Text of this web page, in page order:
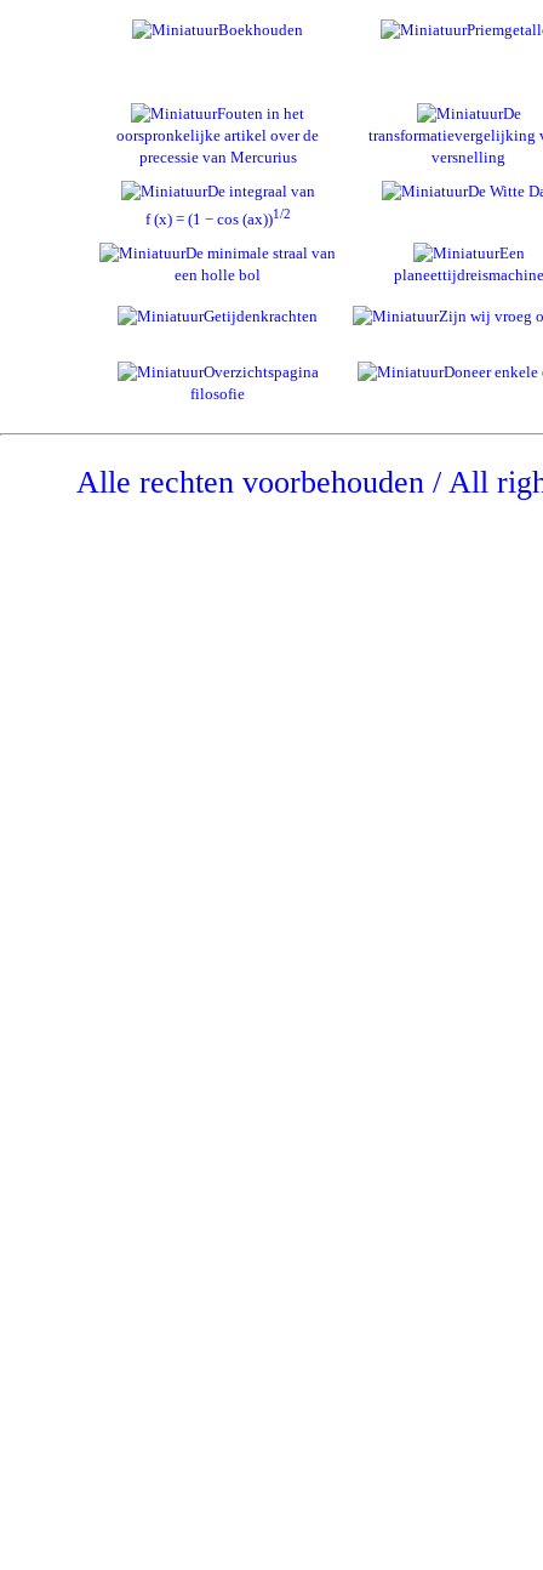
Boekhouden
Fouten in het
oorspronkelijke artikel over de
precessie van Mercurius
De
transformatievergelijking
versnelling
De integraal van
f (x) = (1 − cos (ax))1/2
De Witte
De minimale straal van
een holle bol
Een
planeettijdreismachine
Getijdenkrachten Zijn wij vroeg
Overzichtspagina
filosofie
Doneer enkele
Alle rechten voorbehouden / All